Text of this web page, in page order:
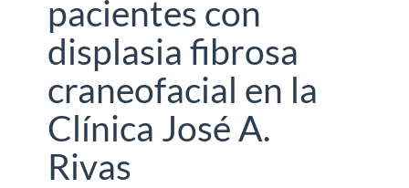
pacientes con
displasia fibrosa
craneofacial en la
Clínica José A.
Rivas